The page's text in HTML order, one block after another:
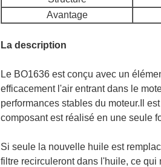
Avantage
La description
Le BO1636 est conçu avec un
efficacement l'air entrant dans le
performances stables du moteur.Il
composant est réalisé en une seule
Si seule la nouvelle huile est
filtre recirculeront dans l'huile, ce